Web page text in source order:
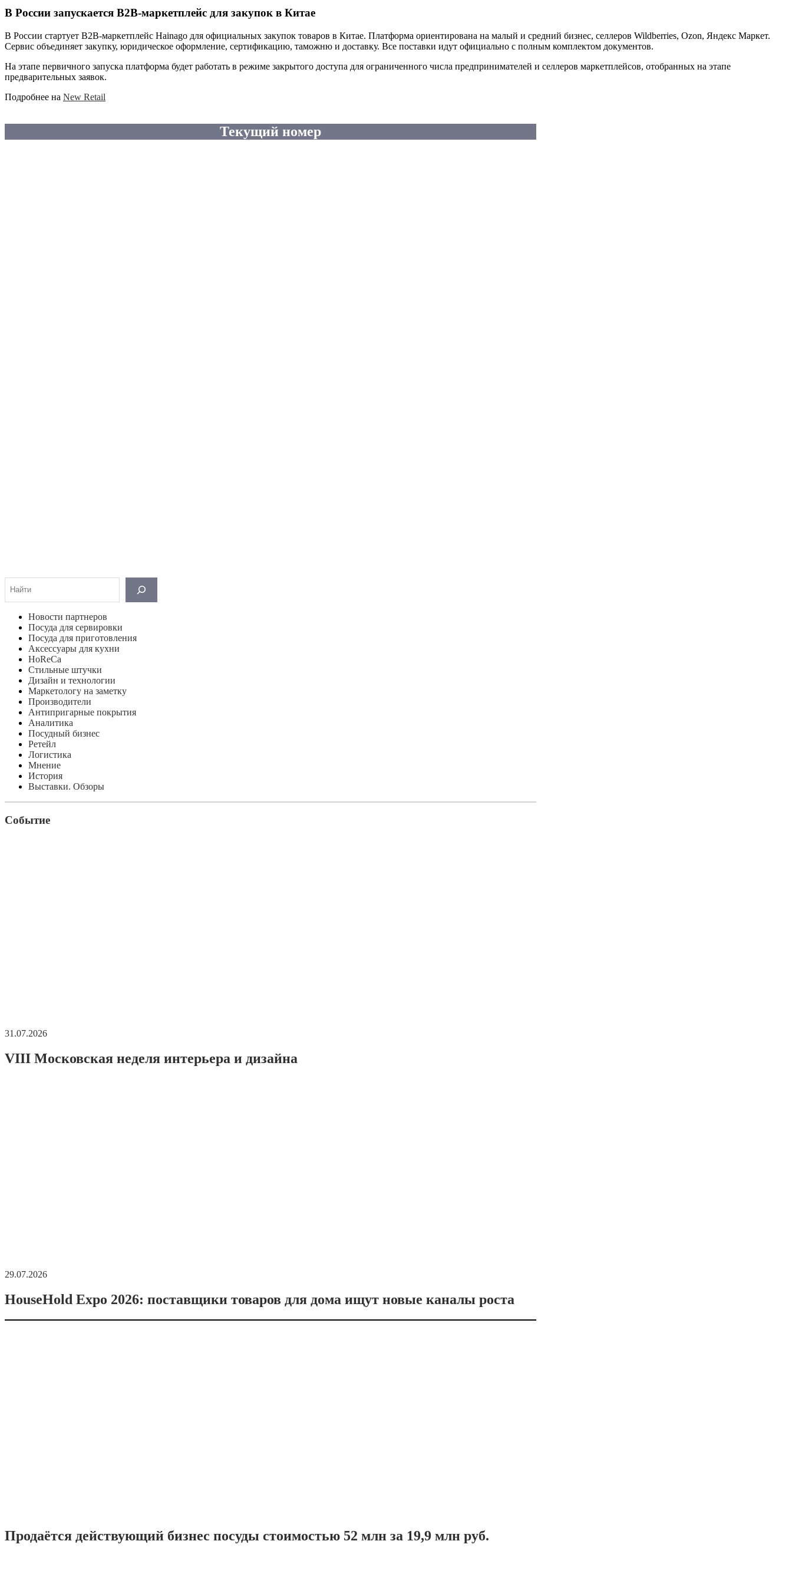
В России запускается B2B-маркетплейс для закупок в Китае
В России стартует B2B-маркетплейс Hainago для официальных закупок товаров в Китае. Платформа ориентирована на малый и средний бизнес, селлеров Wildberries, Ozon, Яндекс Маркет.
Сервис объединяет закупку, юридическое оформление, сертификацию, таможню и доставку. Все поставки идут официально с полным комплектом документов.
На этапе первичного запуска платформа будет работать в режиме закрытого доступа для ограниченного числа предпринимателей и селлеров маркетплейсов, отобранных на этапе
предварительных заявок.
Подробнее на New Retail
Текущий номер
Новости партнеров
Посуда для сервировки
Посуда для приготовления
Аксессуары для кухни
HoReCa
Стильные штучки
Дизайн и технологии
Маркетологу на заметку
Производители
Антипригарные покрытия
Аналитика
Посудный бизнес
Ретейл
Логистика
Мнение
История
Выставки. Обзоры
Событие
31.07.2026
VIII Московская неделя интерьера и дизайна
29.07.2026
HouseHold Expo 2026: поставщики товаров для дома ищут новые каналы роста
Продаётся действующий бизнес посуды стоимостью 52 млн за 19,9 млн руб.